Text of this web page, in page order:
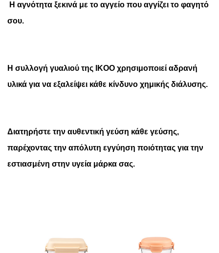
Η αγνότητα ξεκινά με το αγγείο που αγγίζει το φαγητό
σου.
Η συλλογή γυαλιού της IKOO χρησιμοποιεί αδρανή
υλικά για να εξαλείψει κάθε κίνδυνο χημικής διάλυσης.
Διατηρήστε την αυθεντική γεύση κάθε γεύσης,
παρέχοντας την απόλυτη εγγύηση ποιότητας για την
εστιασμένη στην υγεία μάρκα σας.